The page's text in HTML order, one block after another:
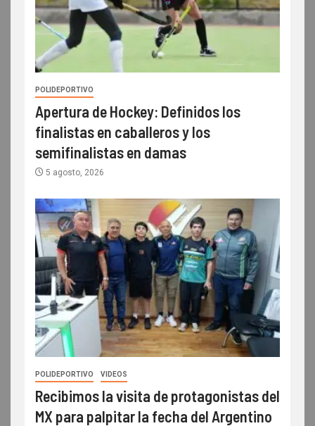
POLIDEPORTIVO
Apertura de Hockey: Definidos los
finalistas en caballeros y los
semifinalistas en damas
5 agosto, 2026
POLIDEPORTIVO VIDEOS
Recibimos la visita de protagonistas del
MX para palpitar la fecha del Argentino